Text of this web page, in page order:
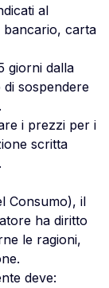
al
bancario, carta
giorni dalla
sospendere
i prezzi per i
scritta
Consumo), il
ha diritto
le ragioni,
deve: